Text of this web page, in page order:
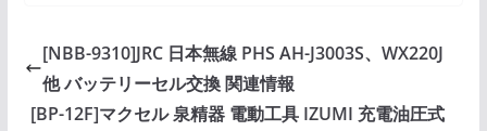
[NBB-9310]JRC 日本無線 PHS AH-J3003S、WX220J
他 バッテリーセル交換 関連情報
[BP-12F]マクセル 泉精器 電動工具 IZUMI 充電油圧式